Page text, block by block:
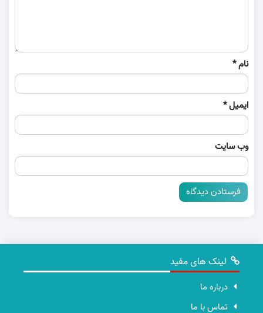
نام*
ایمیل*
وب‌ سایت
لینک های مفید
درباره ما
تماس با ما